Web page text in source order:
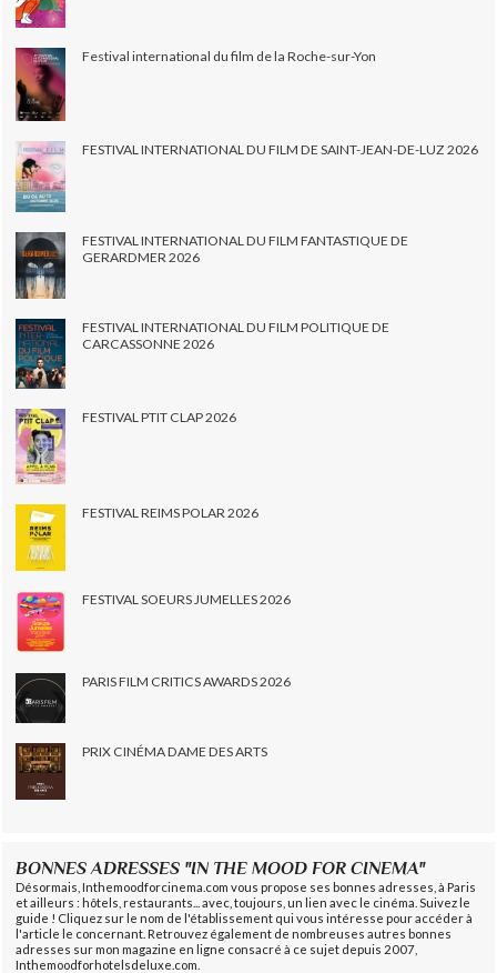
Festival international du film de la Roche-sur-Yon
FESTIVAL INTERNATIONAL DU FILM DE SAINT-JEAN-DE-LUZ 2026
FESTIVAL INTERNATIONAL DU FILM FANTASTIQUE DE
GERARDMER 2026
FESTIVAL INTERNATIONAL DU FILM POLITIQUE DE
CARCASSONNE 2026
FESTIVAL PTIT CLAP 2026
FESTIVAL REIMS POLAR 2026
FESTIVAL SOEURS JUMELLES 2026
PARIS FILM CRITICS AWARDS 2026
PRIX CINÉMA DAME DES ARTS
BONNES ADRESSES "IN THE MOOD FOR CINEMA"
Désormais, Inthemoodforcinema.com vous propose ses bonnes adresses, à Paris
et ailleurs : hôtels, restaurants... avec, toujours, un lien avec le cinéma. Suivez le
guide ! Cliquez sur le nom de l'établissement qui vous intéresse pour accéder à
l'article le concernant. Retrouvez également de nombreuses autres bonnes
adresses sur mon magazine en ligne consacré à ce sujet depuis 2007,
Inthemoodforhotelsdeluxe.com.